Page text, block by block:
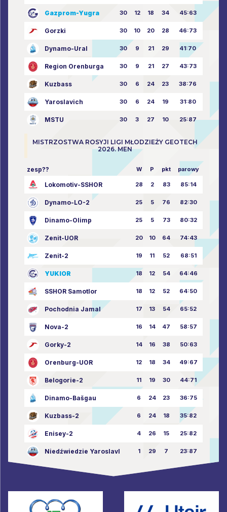
Gazprom-Yugra 30 12 18 34 45:63
Gorzki 30 10 20 28 46:73
Dynamo-Ural 30 9 21 29 41:70
Region Orenburga 30 9 21 27 43:73
Kuzbass 30 6 24 23 38:76
Yaroslavich 30 6 24 19 31:80
MSTU 30 3 27 10 25:87
MISTRZOSTWA ROSYJI LIGI MŁODZIEŻY GEOTECH
2026. MEN
zesp?? W P pkt parowy
Lokomotiv-SSHOR 28 2 83 85:14
Dynamo-LO-2 25 5 76 82:30
Dinamo-Olimp 25 5 73 80:32
Zenit-UOR 20 10 64 74:43
Zenit-2 19 11 52 68:51
YUKIOR 18 12 54 64:46
SSHOR Samotlor 18 12 52 64:50
Pochodnia Jamal 17 13 54 65:52
Nova-2 16 14 47 58:57
Gorky-2 14 16 38 50:63
Orenburg-UOR 12 18 34 49:67
Belogorie-2 11 19 30 44:71
Dinamo-Bašgau 6 24 23 36:75
Kuzbass-2 6 24 18 35:82
Enisey-2 4 26 15 25:82
Niedźwiedzie Yaroslavl 1 29 7 23:87